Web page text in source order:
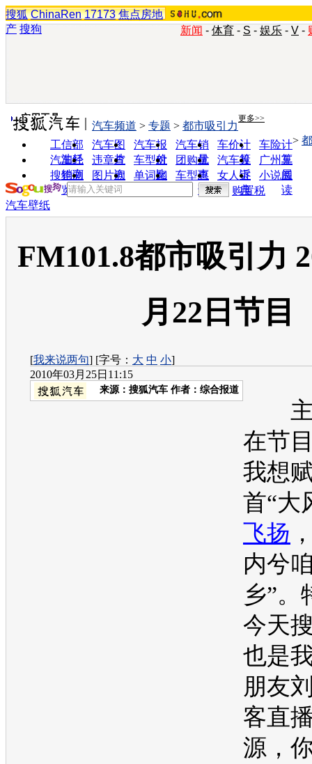
搜狐 ChinaRen 17173 焦点房地
产 搜狗 新闻 - 体育 - S - 娱乐 - V -
实用工具 更多>>
工信部
油耗
汽车图
片
汽车报
价
汽车销
量
车价计
算
车险计
算
汽车经
销商
违章查
询
车型对
比
团购优
惠
汽车投
诉
广州车
展
搜狗浏
览器
图片欣
赏
单词翻
车型查
询
女人宝
典
小说阅
读
汽车频道 > 专题 > 都市吸引力
>
购置税
汽车壁纸
FM101.8都市吸引力
月22日节目
[我来说两句] [字号： 大 中 小]
2010年03月25日11:15
来源： 搜狐汽车 作者：综合报道
主
在节
我想
首“大
飞扬
内兮
乡”。
今天
也是
朋友
客直
源，